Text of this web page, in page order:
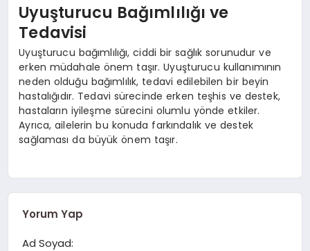
Uyuşturucu Bağımlılığı ve
Tedavisi
Uyuşturucu bağımlılığı, ciddi bir sağlık sorunudur ve
erken müdahale önem taşır. Uyuşturucu kullanımının
neden olduğu bağımlılık, tedavi edilebilen bir beyin
hastalığıdır. Tedavi sürecinde erken teşhis ve destek,
hastaların iyileşme sürecini olumlu yönde etkiler.
Ayrıca, ailelerin bu konuda farkındalık ve destek
sağlaması da büyük önem taşır.
Yorum Yap
Ad Soyad: